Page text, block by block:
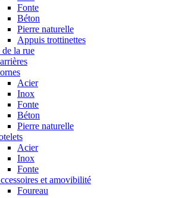
Fonte
Béton
Pierre naturelle
Appuis trottinettes
de la rue
Acier
Inox
Fonte
Béton
Pierre naturelle
Acier
Inox
Fonte
et amovibilité
Foureau